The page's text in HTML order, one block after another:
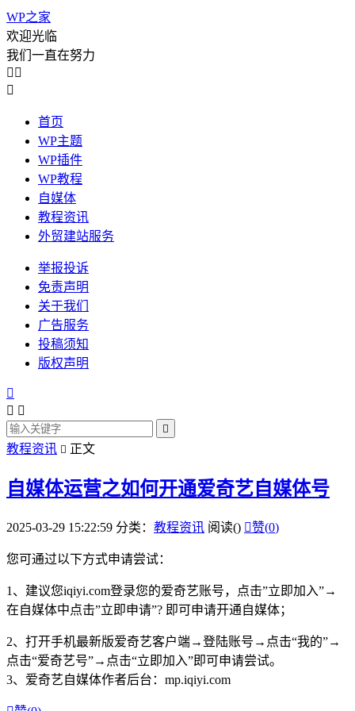
WP之家
欢迎光临
我们一直在努力
 

首页
WP主题
WP插件
WP教程
自媒体
教程资讯
外贸建站服务
举报投诉
免责声明
关于我们
广告服务
投稿须知
版权声明

 

教程资讯  正文
自媒体运营之如何开通爱奇艺自媒体号
2025-03-29 15:22:59 分类： 教程资讯 阅读() 赞(0)
您可通过以下方式申请尝试：
1、建议您iqiyi.com登录您的爱奇艺账号，点击”立即加入”→
在自媒体中点击”立即申请”? 即可申请开通自媒体；
2、打开手机最新版爱奇艺客户端→登陆账号→点击“我的”→
点击“爱奇艺号”→点击“立即加入”即可申请尝试。
3、爱奇艺自媒体作者后台：mp.iqiyi.com